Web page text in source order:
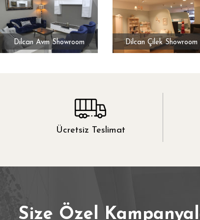
Dilcan Avm Showroom Dilcan Çilek Showroom
Ücretsiz Teslimat
Size Özel